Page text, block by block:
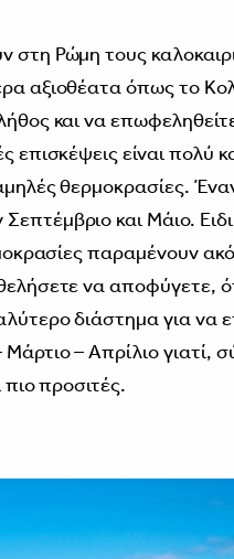
στη Ρώμη τους
αξιοθέατα όπως το
και να
επισκέψεις είναι πολύ
θερμοκρασίες.
και Μάιο.
παραμένουν
να αποφύγετε,
διάστημα για να
– Απρίλιο γιατί,
πιο προσιτές.